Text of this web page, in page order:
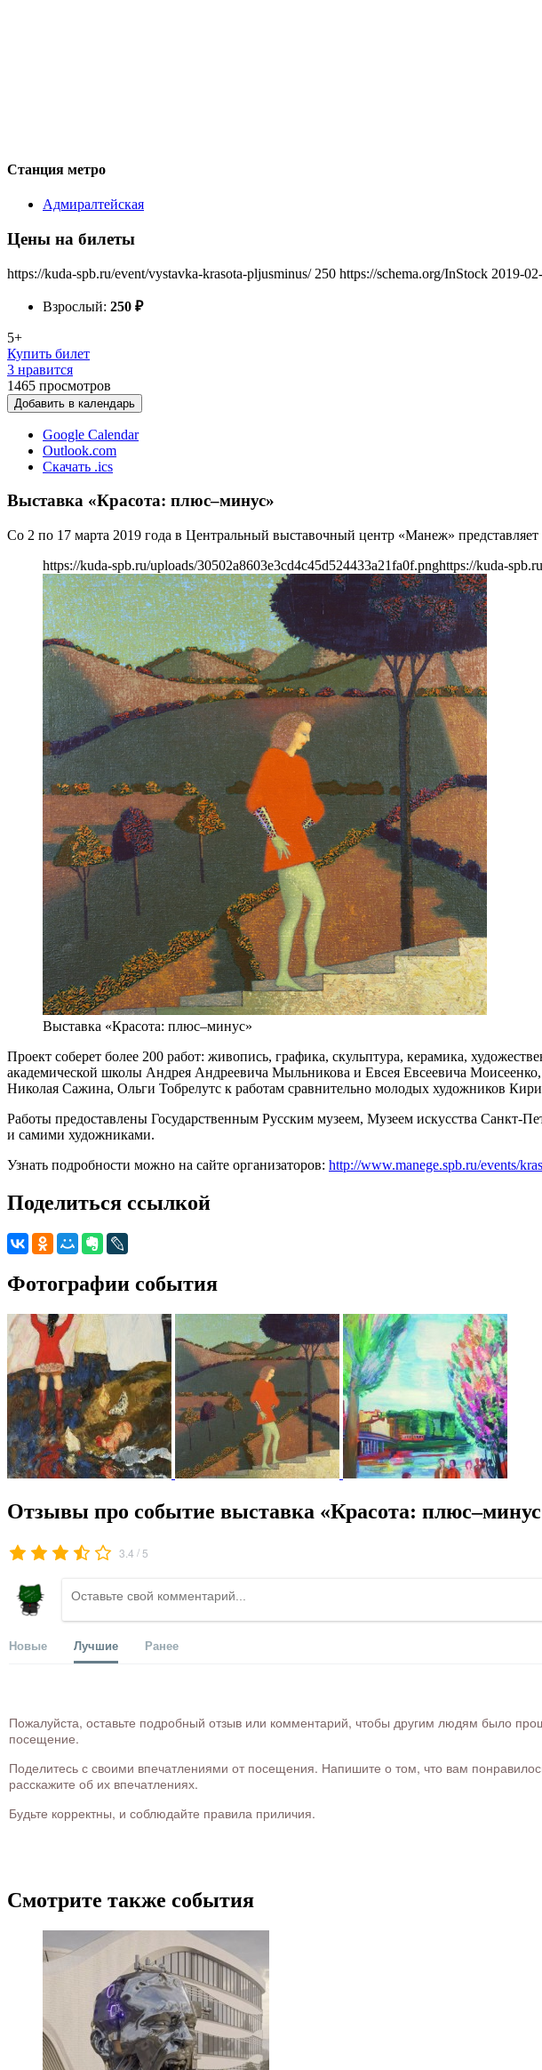
Станция метро
Адмиралтейская
Цены на билеты
https://kuda-spb.ru/event/vystavka-krasota-pljusminus/ 250 https://schema.org/InStock 2019-
Взрослый: 250 ₽
5+
Купить билет
3 нравится
1465 просмотров
Добавить в календарь
Google Calendar
Outlook.com
Скачать .ics
Выставка «Красота: плюс–минус»
Со 2 по 17 марта 2019 года в Центральный выставочный центр «Манеж»
https://kuda-spb.ru/uploads/30502a8603e3cd4c45d524433a21fa0f.pnghttps://kuda-
Выставка «Красота: плюс–минус»
Проект соберет более 200 работ: живопись, графика, скульптура, керамика,
академической школы Андрея Андреевича Мыльникова и Евсея Евсеевича
Николая Сажина, Ольги Тобрелутс к работам сравнительно молодых художников
Работы предоставлены Государственным Русским музеем, Музеем искусства
и самими художниками.
Узнать подробности можно на сайте организаторов: http://www.manege.spb.ru/events/
Поделиться ссылкой
Фотографии события
Отзывы про событие выставка «Красота:
3.4 / 5
Новые Лучшие Ранее
Пожалуйста, оставьте подробный отзыв или комментарий, чтобы другим людям было
посещение.
Поделитесь с своими впечатлениями от посещения. Напишите о том, что вам
расскажите об их впечатлениях.
Будьте корректны, и соблюдайте правила приличия.
Смотрите также события